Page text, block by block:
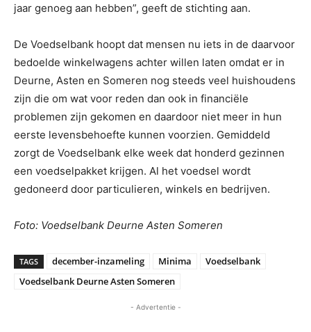
jaar genoeg aan hebben”, geeft de stichting aan.
De Voedselbank hoopt dat mensen nu iets in de daarvoor
bedoelde winkelwagens achter willen laten omdat er in
Deurne, Asten en Someren nog steeds veel huishoudens
zijn die om wat voor reden dan ook in financiële
problemen zijn gekomen en daardoor niet meer in hun
eerste levensbehoefte kunnen voorzien. Gemiddeld
zorgt de Voedselbank elke week dat honderd gezinnen
een voedselpakket krijgen. Al het voedsel wordt
gedoneerd door particulieren, winkels en bedrijven.
Foto: Voedselbank Deurne Asten Someren
TAGS december-inzameling Minima
Voedselbank
Voedselbank Deurne Asten Someren
- Advertentie -